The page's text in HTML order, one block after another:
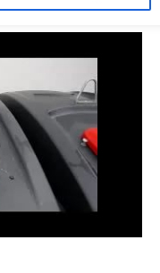
SEPAROVANIE ZBERŇA